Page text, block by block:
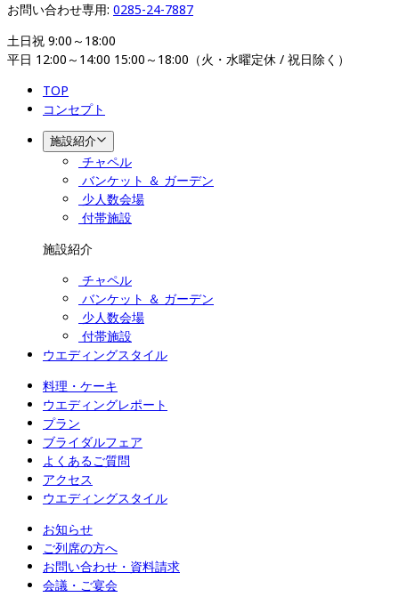
お問い合わせ専用: 0285-24-7887
土日祝 9:00～18:00
平日 12:00～14:00 15:00～18:00（火・水曜定休 / 祝日除く）
TOP
コンセプト
施設紹介
チャペル
バンケット ＆ ガーデン
少人数会場
付帯施設
施設紹介
チャペル
バンケット ＆ ガーデン
少人数会場
付帯施設
ウエディングスタイル
料理・ケーキ
ウエディングレポート
プラン
ブライダルフェア
よくあるご質問
アクセス
ウエディングスタイル
お知らせ
ご列席の方へ
お問い合わせ・資料請求
会議・ご宴会